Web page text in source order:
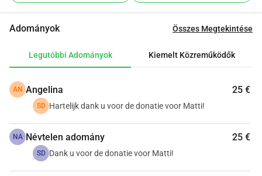
Adományok Összes Megtekintése
Legutóbbi Adományok Kiemelt Közreműködők
AN Angelina 25 €
SD Hartelijk dank u voor de donatie voor Matti!
NA Névtelen adomány 25 €
SD Dank u voor de donatie voor Matti!